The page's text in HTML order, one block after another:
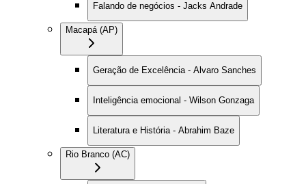
Falando de negócios - Jacks Andrade
Macapá (AP)
Geração de Excelência - Alvaro Sanches
Inteligência emocional - Wilson Gonzaga
Literatura e História - Abrahim Baze
Rio Branco (AC)